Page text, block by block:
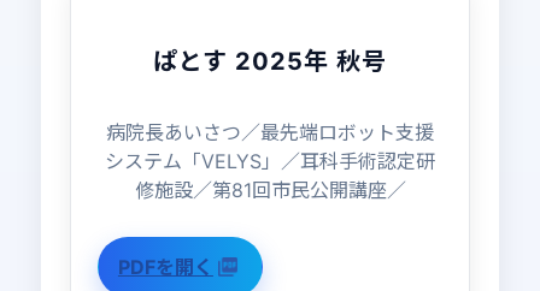
ぱとす 2025年 秋号
病院長あいさつ／最先端ロボット支援
システム「VELYS」／耳科手術認定研
修施設／第81回市民公開講座／
PDFを開く